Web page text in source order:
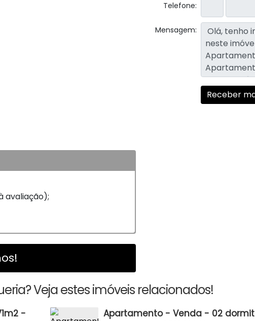
avaliação);
Telefone:
Mensagem:
Veja estes imóveis relacionados!
-
Apartamento - Venda - 02